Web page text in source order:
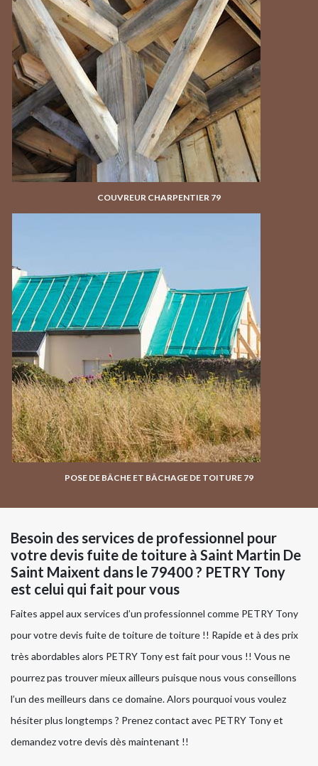
COUVREUR CHARPENTIER 79
POSE DE BÂCHE ET BÂCHAGE DE TOITURE 79
Besoin des services de professionnel pour
votre devis fuite de toiture à Saint Martin De
Saint Maixent dans le 79400 ? PETRY Tony
est celui qui fait pour vous
Faites appel aux services d’un professionnel comme PETRY Tony
pour votre devis fuite de toiture de toiture !! Rapide et à des prix
très abordables alors PETRY Tony est fait pour vous !! Vous ne
pourrez pas trouver mieux ailleurs puisque nous vous conseillons
l’un des meilleurs dans ce domaine. Alors pourquoi vous voulez
hésiter plus longtemps ? Prenez contact avec PETRY Tony et
demandez votre devis dès maintenant !!